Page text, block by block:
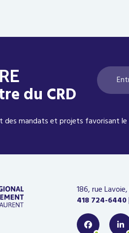
du CRD
des mandats et projets favorisant
186, rue
418 724-6440|